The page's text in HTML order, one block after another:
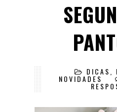
DICAS
NOVIDADES